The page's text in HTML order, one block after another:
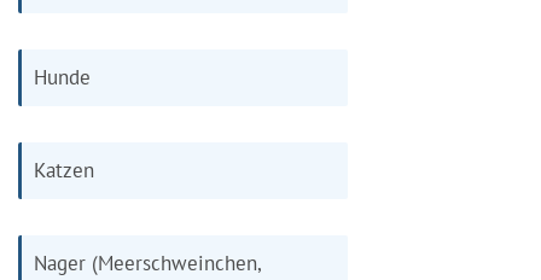
Hunde
Katzen
Nager (Meerschweinchen,